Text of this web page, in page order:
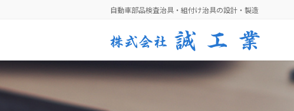
ツ
へ
ス
シ
ョ
ン
自動車部品検査治具・組付け治具の設計・製造